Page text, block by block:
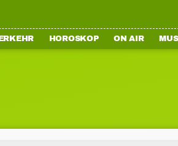
HOROSKOP ON AIR